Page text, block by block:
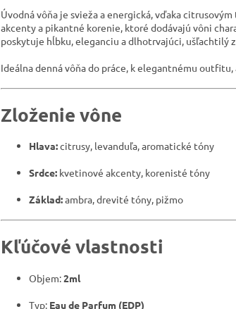
Úvodná vôňa je svieža a energická, vďaka
akcenty a pikantné korenie, ktoré dodávajú vôni
poskytuje hĺbku, eleganciu a dlhotrvajúci, ušľachtilý
Ideálna denná vôňa do práce, k elegantnému
Zloženie vône
Hlava:citrusy, levanduľa, aromatické tóny
Srdce: kvetinové akcenty, korenisté tóny
Základ:ambra, drevité tóny, pižmo
Kľúčové vlastnosti
Objem:2ml
Typ: Eau de Parfum (EDP)